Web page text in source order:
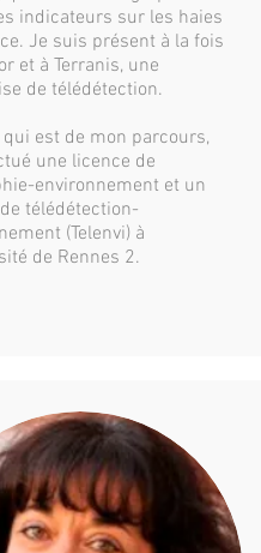
indicateurs sur les haies
Je suis présent à la fois
et à Terranis, une
de télédétection.
qui est de mon parcours,
une licence de
environnement et un
télédétection-
(Telenvi) à
de Rennes 2.